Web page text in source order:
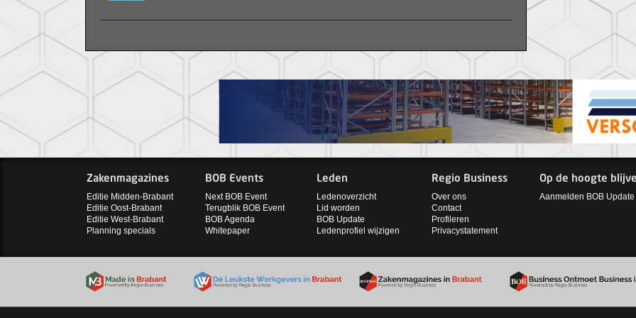
Zakenmagazines
Editie Midden-Brabant
Editie Oost-Brabant
Editie West-Brabant
Planning specials
BOB Events
Next BOB Event
Terugblik BOB Event
BOB Agenda
Whitepaper
Leden
Ledenoverzicht
Lid worden
BOB Update
Ledenprofiel wijzigen
Regio Business
Over ons
Contact
Profileren
Privacystatement
Op de hoogte
Aanmelden BOB Update